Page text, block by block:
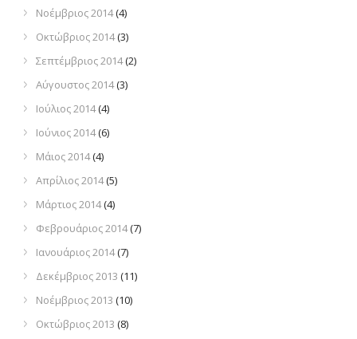
Νοέμβριος 2014(4)
Οκτώβριος 2014(3)
Σεπτέμβριος 2014(2)
Αύγουστος 2014(3)
Ιούλιος 2014(4)
Ιούνιος 2014(6)
Μάιος 2014(4)
Απρίλιος 2014(5)
Μάρτιος 2014(4)
Φεβρουάριος 2014(7)
Ιανουάριος 2014(7)
Δεκέμβριος 2013 (11)
Νοέμβριος 2013 (10)
Οκτώβριος 2013 (8)